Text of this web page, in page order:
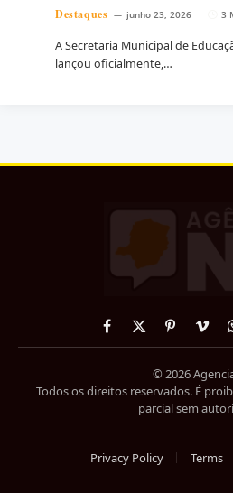
Destaques junho 23, 2026 3
A Secretaria Municipal de
lançou oficialmente,…
Facebook
X
(Twitter)
Pinterest
© 2026
Todos os direitos reservados. É
parcial sem
Privacy Policy Terms